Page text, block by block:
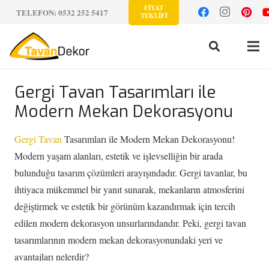
TELEFON: 0532 252 5417
FİYAT
TEKLİFİ
Gergi Tavan Tasarımları ile
Modern Mekan Dekorasyonu
Gergi TavanTasarımları ile Modern Mekan Dekorasyonu!
Modern yaşam alanları, estetik ve işlevselliğin bir arada
bulunduğu tasarım çözümleri arayışındadır. Gergi tavanlar, bu
ihtiyaca mükemmel bir yanıt sunarak, mekanların atmosferini
değiştirmek ve estetik bir görünüm kazandırmak için tercih
edilen modern dekorasyon unsurlarındandır. Peki, gergi tavan
tasarımlarının modern mekan dekorasyonundaki yeri ve
avantajları nelerdir?